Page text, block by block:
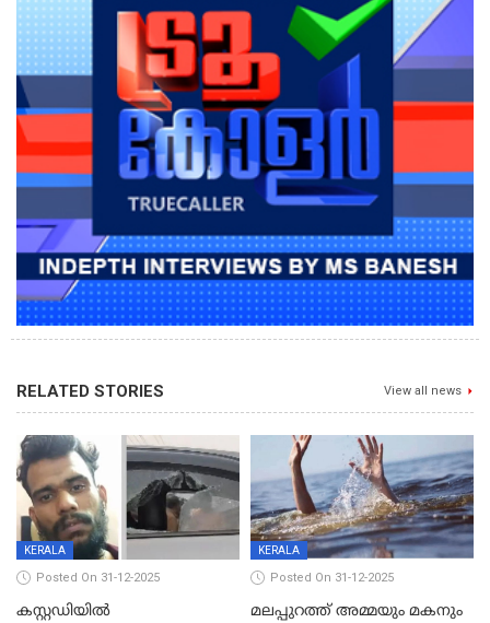
RELATED STORIES View all news
KERALA
Posted On 31-12-2025
കസ്റ്റഡിയിൽ
KERALA
Posted On 31-12-2025
മലപ്പുറത്ത് അമ്മയും മകനും